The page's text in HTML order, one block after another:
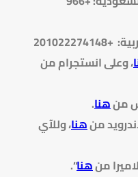
، وعلى انستجرام من
منهنا.
منهنا، وللآي
منهنا“.